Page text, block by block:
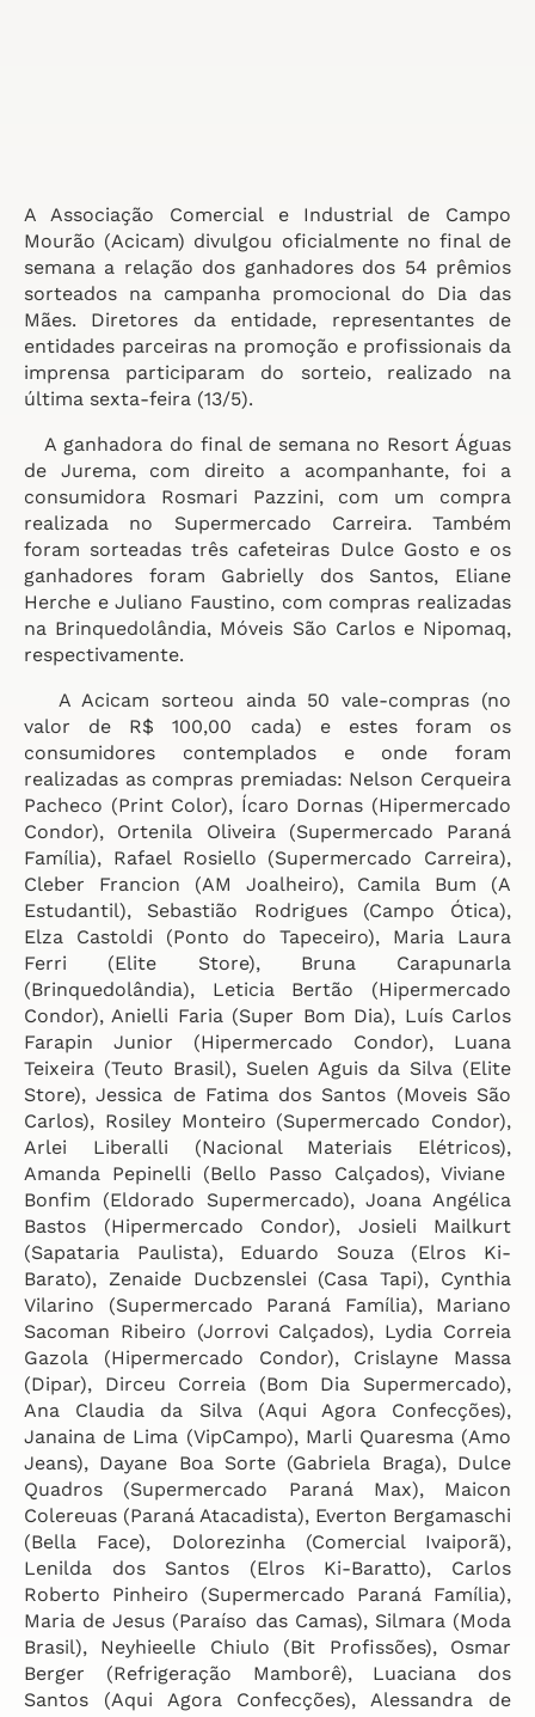
A Associação Comercial e Industrial de Campo
Mourão (Acicam) divulgou oficialmente no final de
semana a relação dos ganhadores dos 54 prêmios
sorteados na campanha promocional do Dia das
Mães. Diretores da entidade, representantes de
entidades parceiras na promoção e profissionais da
imprensa participaram do sorteio, realizado na
última sexta-feira (13/5).
A ganhadora do final de semana no Resort Águas
de Jurema, com direito a acompanhante, foi a
consumidora Rosmari Pazzini, com um compra
realizada no Supermercado Carreira. Também
foram sorteadas três cafeteiras Dulce Gosto e os
ganhadores foram Gabrielly dos Santos, Eliane
Herche e Juliano Faustino, com compras realizadas
na Brinquedolândia, Móveis São Carlos e Nipomaq,
respectivamente.
A Acicam sorteou ainda 50 vale-compras (no
valor de R$ 100,00 cada) e estes foram os
consumidores contemplados e onde foram
realizadas as compras premiadas: Nelson Cerqueira
Pacheco (Print Color), Ícaro Dornas (Hipermercado
Condor), Ortenila Oliveira (Supermercado Paraná
Família), Rafael Rosiello (Supermercado Carreira),
Cleber Francion (AM Joalheiro), Camila Bum (A
Estudantil), Sebastião Rodrigues (Campo Ótica),
Elza Castoldi (Ponto do Tapeceiro), Maria Laura
Ferri (Elite Store), Bruna Carapunarla
(Brinquedolândia), Leticia Bertão (Hipermercado
Condor), Anielli Faria (Super Bom Dia), Luís Carlos
Farapin Junior (Hipermercado Condor), Luana
Teixeira (Teuto Brasil), Suelen Aguis da Silva (Elite
Store), Jessica de Fatima dos Santos (Moveis São
Carlos), Rosiley Monteiro (Supermercado Condor),
Arlei Liberalli (Nacional Materiais Elétricos),
Amanda Pepinelli (Bello Passo Calçados), Viviane
Bonfim (Eldorado Supermercado), Joana Angélica
Bastos (Hipermercado Condor), Josieli Mailkurt
(Sapataria Paulista), Eduardo Souza (Elros Ki-
Barato), Zenaide Ducbzenslei (Casa Tapi), Cynthia
Vilarino (Supermercado Paraná Família), Mariano
Sacoman Ribeiro (Jorrovi Calçados), Lydia Correia
Gazola (Hipermercado Condor), Crislayne Massa
(Dipar), Dirceu Correia (Bom Dia Supermercado),
Ana Claudia da Silva (Aqui Agora Confecções),
Janaina de Lima (VipCampo), Marli Quaresma (Amo
Jeans), Dayane Boa Sorte (Gabriela Braga), Dulce
Quadros (Supermercado Paraná Max), Maicon
Colereuas (Paraná Atacadista), Everton Bergamaschi
(Bella Face), Dolorezinha (Comercial Ivaiporã),
Lenilda dos Santos (Elros Ki-Baratto), Carlos
Roberto Pinheiro (Supermercado Paraná Família),
Maria de Jesus (Paraíso das Camas), Silmara (Moda
Brasil), Neyhieelle Chiulo (Bit Profissões), Osmar
Berger (Refrigeração Mamborê), Luaciana dos
Santos (Aqui Agora Confecções), Alessandra de